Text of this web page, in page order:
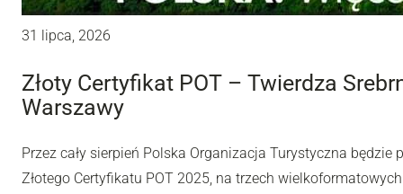
31 lipca, 2026
Złoty Certyfikat POT – Twierdza
Warszawy
Przez cały sierpień Polska Organizacja Turystyczna
Złotego Certyfikatu POT 2025, na trzech